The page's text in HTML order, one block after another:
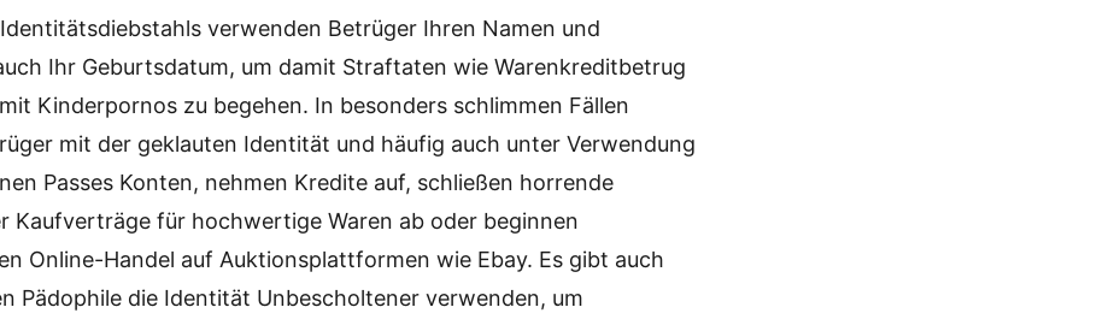
verwenden Betrüger Ihren Namen und
Ihr Geburtsdatum, um damit Straftaten wie Warenkreditbetrug
Kinderpornos zu begehen. In besonders schlimmen Fällen
mit der geklauten Identität und häufig auch unter Verwendung
Passes Konten, nehmen Kredite auf, schließen horrende
Kaufverträge für hochwertige Waren ab oder beginnen
Online-Handel auf Auktionsplattformen wie Ebay. Es gibt auch
Pädophile die Identität Unbescholtener verwenden, um